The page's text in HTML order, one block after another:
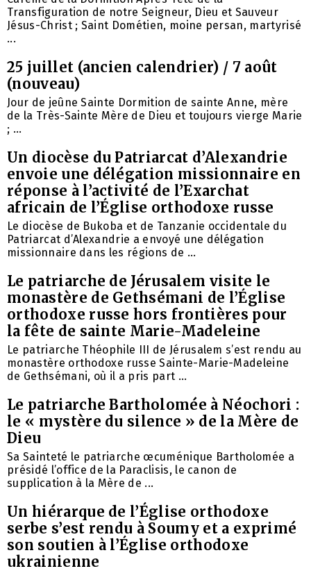
Transfiguration de notre Seigneur, Dieu et Sauveur
Jésus-Christ ; Saint Dométien, moine persan, martyrisé
...
25 juillet (ancien calendrier) / 7 août
(nouveau)
Jour de jeûne Sainte Dormition de sainte Anne, mère
de la Très-Sainte Mère de Dieu et toujours vierge Marie
; ...
Un diocèse du Patriarcat d’Alexandrie
envoie une délégation missionnaire en
réponse à l’activité de l’Exarchat
africain de l’Église orthodoxe russe
Le diocèse de Bukoba et de Tanzanie occidentale du
Patriarcat d’Alexandrie a envoyé une délégation
missionnaire dans les régions de ...
Le patriarche de Jérusalem visite le
monastère de Gethsémani de l’Église
orthodoxe russe hors frontières pour
la fête de sainte Marie-Madeleine
Le patriarche Théophile III de Jérusalem s’est rendu au
monastère orthodoxe russe Sainte-Marie-Madeleine
de Gethsémani, où il a pris part ...
Le patriarche Bartholomée à Néochori :
le « mystère du silence » de la Mère de
Dieu
Sa Sainteté le patriarche œcuménique Bartholomée a
présidé l’office de la Paraclisis, le canon de
supplication à la Mère de ...
Un hiérarque de l’Église orthodoxe
serbe s’est rendu à Soumy et a exprimé
son soutien à l’Église orthodoxe
ukrainienne